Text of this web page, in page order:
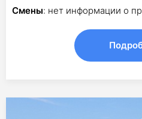
Смены: нет информации о